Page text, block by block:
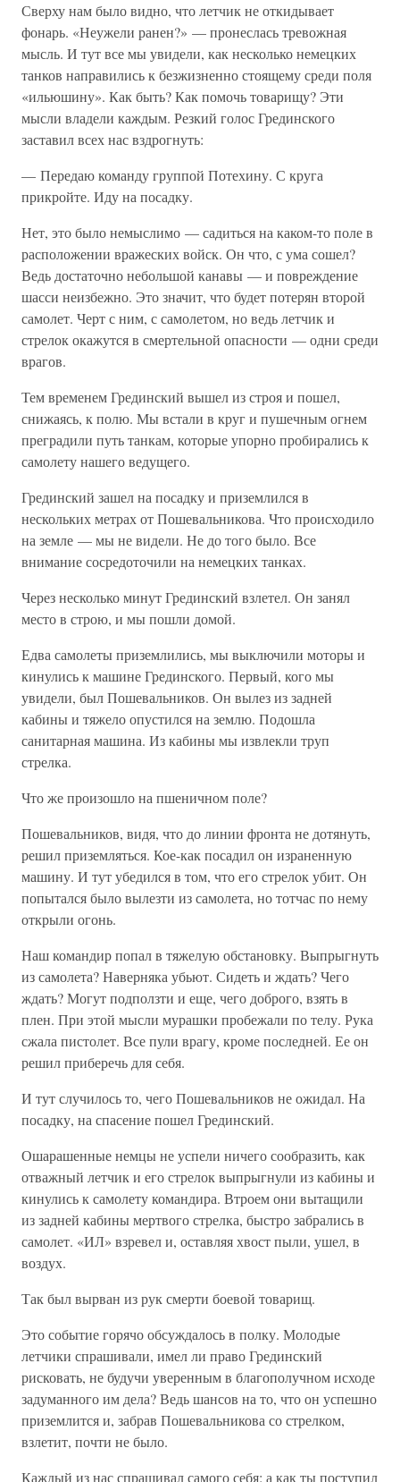
Сверху нам было видно, что летчик не откидывает
фонарь. «Неужели ранен?» — пронеслась тревожная
мысль. И тут все мы увидели, как несколько немецких
танков направились к безжизненно стоящему среди поля
«ильюшину». Как быть? Как помочь товарищу? Эти
мысли владели каждым. Резкий голос Грединского
заставил всех нас вздрогнуть:
— Передаю команду группой Потехину. С круга
прикройте. Иду на посадку.
Нет, это было немыслимо — садиться на каком-то поле в
расположении вражеских войск. Он что, с ума сошел?
Ведь достаточно небольшой канавы — и повреждение
шасси неизбежно. Это значит, что будет потерян второй
самолет. Черт с ним, с самолетом, но ведь летчик и
стрелок окажутся в смертельной опасности — одни среди
врагов.
Тем временем Грединский вышел из строя и пошел,
снижаясь, к полю. Мы встали в круг и пушечным огнем
преградили путь танкам, которые упорно пробирались к
самолету нашего ведущего.
Грединский зашел на посадку и приземлился в
нескольких метрах от Пошевальникова. Что происходило
на земле — мы не видели. Не до того было. Все
внимание сосредоточили на немецких танках.
Через несколько минут Грединский взлетел. Он занял
место в строю, и мы пошли домой.
Едва самолеты приземлились, мы выключили моторы и
кинулись к машине Грединского. Первый, кого мы
увидели, был Пошевальников. Он вылез из задней
кабины и тяжело опустился на землю. Подошла
санитарная машина. Из кабины мы извлекли труп
стрелка.
Что же произошло на пшеничном поле?
Пошевальников, видя, что до линии фронта не дотянуть,
решил приземляться. Кое-как посадил он израненную
машину. И тут убедился в том, что его стрелок убит. Он
попытался было вылезти из самолета, но тотчас по нему
открыли огонь.
Наш командир попал в тяжелую обстановку. Выпрыгнуть
из самолета? Наверняка убьют. Сидеть и ждать? Чего
ждать? Могут подползти и еще, чего доброго, взять в
плен. При этой мысли мурашки пробежали по телу. Рука
сжала пистолет. Все пули врагу, кроме последней. Ее он
решил приберечь для себя.
И тут случилось то, чего Пошевальников не ожидал. На
посадку, на спасение пошел Грединский.
Ошарашенные немцы не успели ничего сообразить, как
отважный летчик и его стрелок выпрыгнули из кабины и
кинулись к самолету командира. Втроем они вытащили
из задней кабины мертвого стрелка, быстро забрались в
самолет. «ИЛ» взревел и, оставляя хвост пыли, ушел, в
воздух.
Так был вырван из рук смерти боевой товарищ.
Это событие горячо обсуждалось в полку. Молодые
летчики спрашивали, имел ли право Грединский
рисковать, не будучи уверенным в благополучном исходе
задуманного им дела? Ведь шансов на то, что он успешно
приземлится и, забрав Пошевальникова со стрелком,
взлетит, почти не было.
Каждый из нас спрашивал самого себя: а как ты поступил